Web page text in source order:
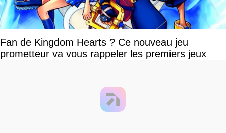
Fan de Kingdom Hearts ? Ce nouveau jeu
prometteur va vous rappeler les premiers jeux